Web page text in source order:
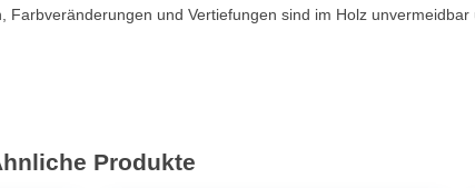
und Vertiefungen sind im Holz
Produkte